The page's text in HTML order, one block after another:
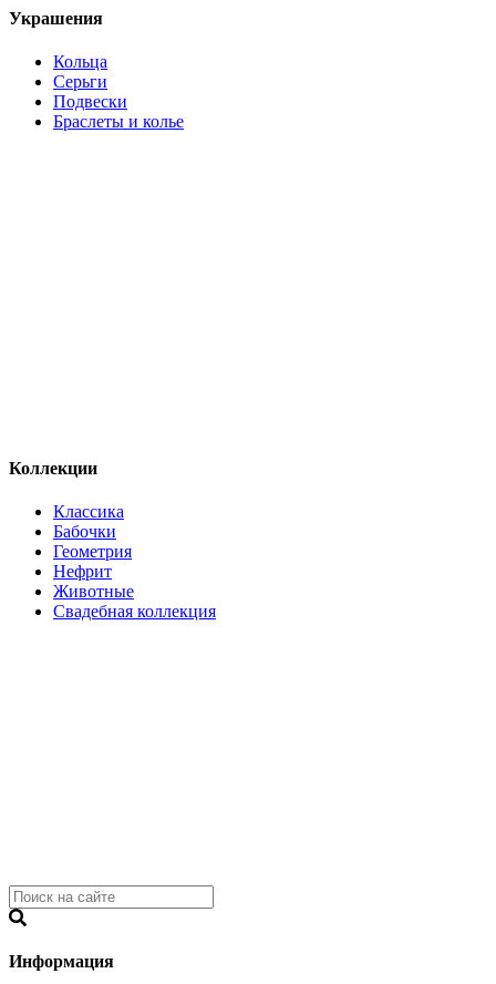
Украшения
Кольца
Серьги
Подвески
Браслеты и колье
Коллекции
Классика
Бабочки
Геометрия
Нефрит
Животные
Свадебная коллекция
Информация